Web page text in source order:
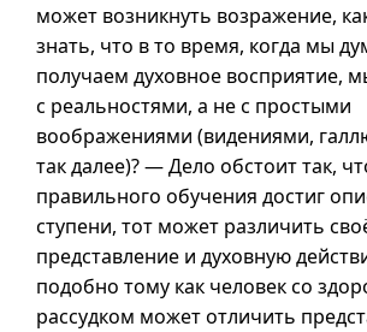
может возникнуть возражение,
знать, что в то время, когда мы
получаем духовное восприятие,
с реальностями, а не с простыми
воображениями (видениями,
так далее)? — Дело обстоит так,
правильного обучения достиг
ступени, тот может различить
представление и духовную
подобно тому как человек со
рассудком может отличить